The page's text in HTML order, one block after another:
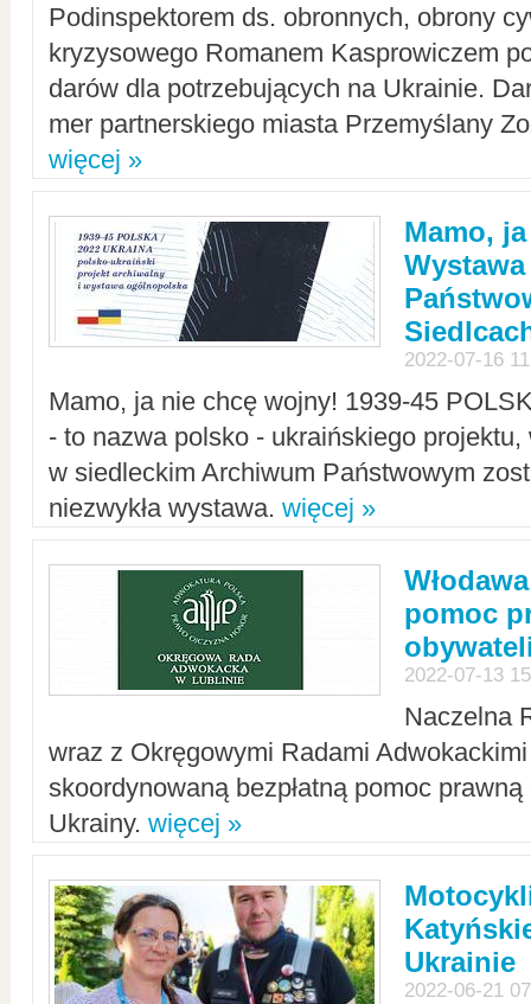
Podinspektorem ds. obronnych, obrony
kryzysowego Romanem Kasprowiczem
darów dla potrzebujących na Ukrainie.
mer partnerskiego miasta Przemyślany
więcej »
Mamo,
2022-07-16
Mamo, ja nie chcę wojny! 1939-45
- to nazwa polsko - ukraińskiego
w siedleckim Archiwum Państwowym
niezwykła wystawa. więcej »
pomoc
2022-07-13
Naczelna
wraz z Okręgowymi Radami Adwokackimi
skoordynowaną bezpłatną pomoc
Ukrainy. więcej »
Ukrainie
2022-06-21